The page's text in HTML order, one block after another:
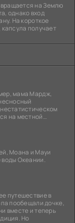
на Землю
однако вход
На короткое
получает
мама Мардж,
на местной
Моана и Мауи
воды Океании.
путешествие в
пообещали дочке,
вместе и теперь
Но